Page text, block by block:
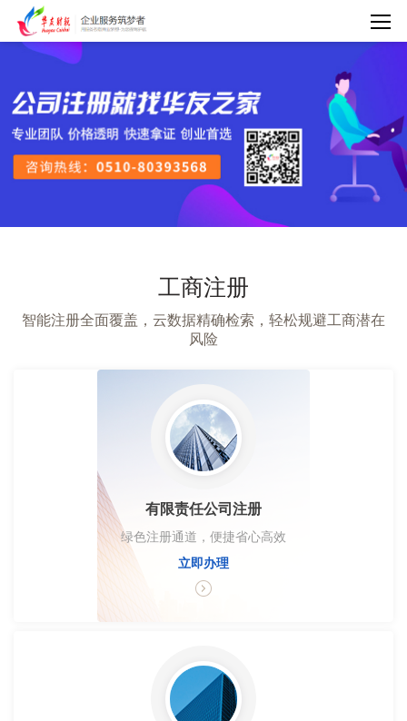
工商注册
智能注册全面覆盖，云数据精确检索，轻松规避工商潜在
风险
有限责任公司注册
绿色注册通道，便捷省心高效
立即办理